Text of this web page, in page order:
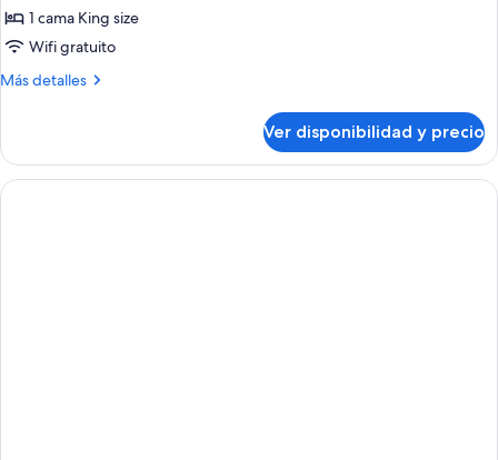
1 cama King size
Wifi gratuito
Más detalles
Más
Ver disponibilidad y precio